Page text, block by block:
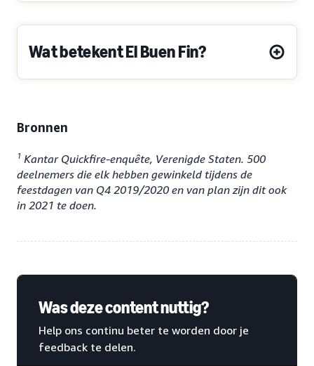
Wat betekent El Buen Fin?
Bronnen
1 Kantar Quickfire-enquête, Verenigde Staten. 500
deelnemers die elk hebben gewinkeld tijdens de
feestdagen van Q4 2019/2020 en van plan zijn dit ook
in 2021 te doen.
Was deze content nuttig?
Help ons continu beter te worden door je
feedback te delen.